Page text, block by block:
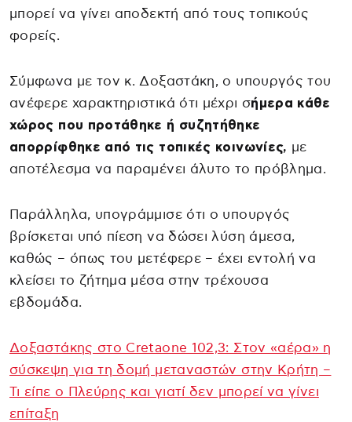
μπορεί να γίνει αποδεκτή από τους τοπικούς
φορείς.
Σύμφωνα με τον κ. Δοξαστάκη, ο υπουργός του
ανέφερε χαρακτηριστικά ότι μέχρι σήμερα κάθε
χώρος που προτάθηκε ή συζητήθηκε
απορρίφθηκε από τις τοπικές κοινωνίες, με
αποτέλεσμα να παραμένει άλυτο το πρόβλημα.
Παράλληλα, υπογράμμισε ότι ο υπουργός
βρίσκεται υπό πίεση να δώσει λύση άμεσα,
καθώς – όπως του μετέφερε – έχει εντολή να
κλείσει το ζήτημα μέσα στην τρέχουσα
εβδομάδα.
Δοξαστάκης στο Cretaone 102,3: Στον «αέρα» η
σύσκεψη για τη δομή μεταναστών στην Κρήτη –
Τι είπε ο Πλεύρης και γιατί δεν μπορεί να γίνει
επίταξη